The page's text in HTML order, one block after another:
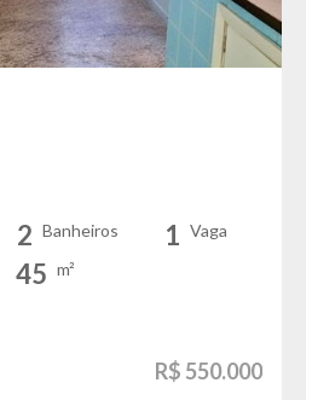
2 Banheiros 1 Vaga
45 m²
R$ 550.000